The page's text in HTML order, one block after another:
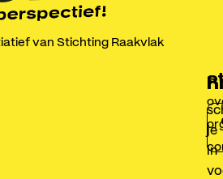
van Stichting Raakvlak
je
in